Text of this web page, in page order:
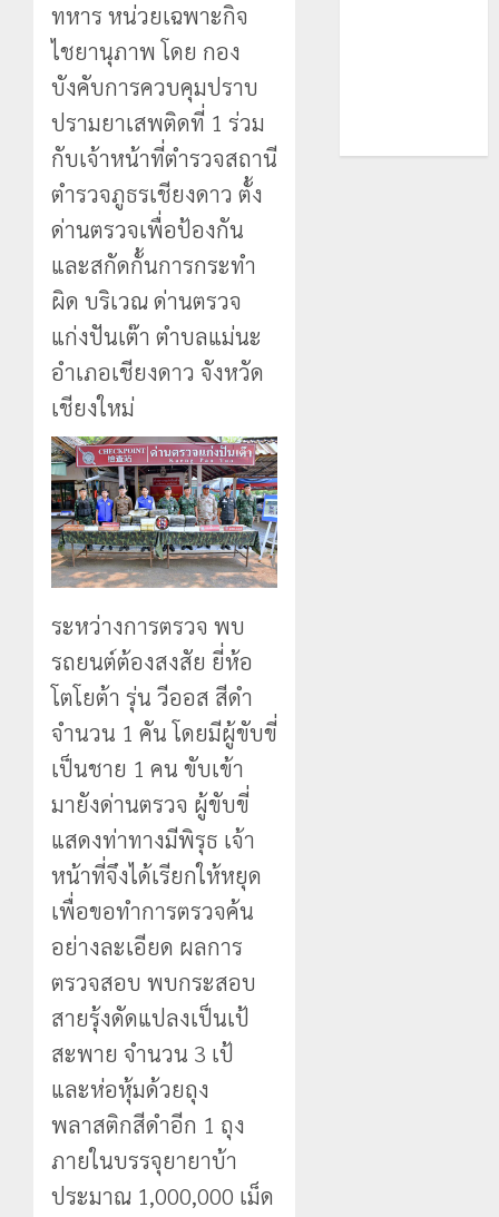
ทหาร หน่วยเฉพาะกิจ
ไชยานุภาพ โดย กอง
บังคับการควบคุมปราบ
ปรามยาเสพติดที่ 1 ร่วม
กับเจ้าหน้าที่ตำรวจสถานี
ตำรวจภูธรเชียงดาว ตั้ง
ด่านตรวจเพื่อป้องกัน
และสกัดกั้นการกระทำ
ผิด บริเวณ ด่านตรวจ
แก่งปันเต๊า ตำบลแม่นะ
อำเภอเชียงดาว จังหวัด
เชียงใหม่
ระหว่างการตรวจ พบ
รถยนต์ต้องสงสัย ยี่ห้อ
โตโยต้า รุ่น วีออส สีดำ
จำนวน 1 คัน โดยมีผู้ขับขี่
เป็นชาย 1 คน ขับเข้า
มายังด่านตรวจ ผู้ขับขี่
แสดงท่าทางมีพิรุธ เจ้า
หน้าที่จึงได้เรียกให้หยุด
เพื่อขอทำการตรวจค้น
อย่างละเอียด ผลการ
ตรวจสอบ พบกระสอบ
สายรุ้งดัดแปลงเป็นเป้
สะพาย จำนวน 3 เป้
และห่อหุ้มด้วยถุง
พลาสติกสีดำอีก 1 ถุง
ภายในบรรจุยายาบ้า
ประมาณ 1,000,000 เม็ด